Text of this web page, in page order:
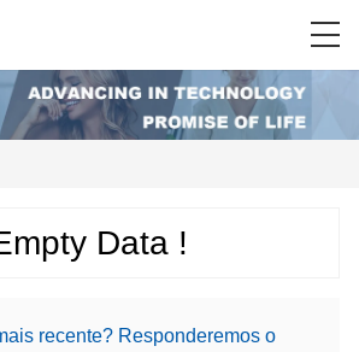
Data !
recente? Responderemos o